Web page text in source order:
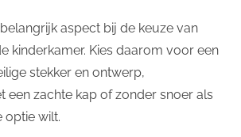
aspect bij de keuze van
kinderkamer. Kies daarom voor een
stekker en ontwerp,
een zachte kap of zonder snoer als
optie wilt.